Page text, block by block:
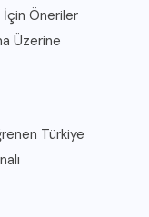
İçin Öneriler
Üzerine
Türkiye